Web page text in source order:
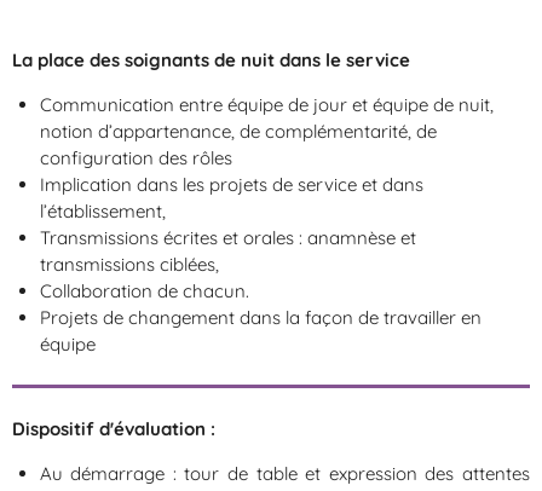
La place des soignants de nuit dans le service
Communication entre équipe de jour et équipe de nuit,
notion d’appartenance, de complémentarité, de
configuration des rôles
Implication dans les projets de service et dans
l’établissement,
Transmissions écrites et orales : anamnèse et
transmissions ciblées,
Collaboration de chacun.
Projets de changement dans la façon de travailler en
équipe
Dispositif d'évaluation :
Au démarrage : tour de table et expression des attentes